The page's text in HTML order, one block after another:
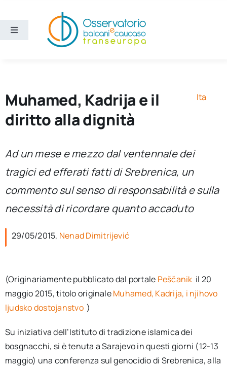
contenuto
Toggle
Ricerca e divulgazione
Sezioni
Chi siamo
per:
Ita
Muhamed, Kadrija e il
diritto alla dignità
Ita
Ad un mese e mezzo dal ventennale dei
tragici ed efferati fatti di Srebrenica, un
commento sul senso di responsabilità e sulla
necessità di ricordare quanto accaduto
29/05/2015, Nenad Dimitrijević
(Originariamente pubblicato dal portale Peščanik il 20
maggio 2015, titolo originaleMuhamed, Kadrija, i njihovo
ljudsko dostojanstvo )
Su iniziativa dell’Istituto di tradizione islamica dei
bosgnacchi, si è tenuta a Sarajevo in questi giorni (12-13
maggio) una conferenza sul genocidio di Srebrenica, alla